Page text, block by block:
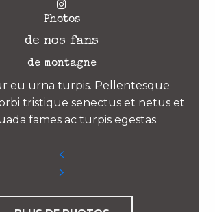
Photos
de nos fans
de montagne
eu urna turpis. Pellentesque
tristique senectus et netus et
fames ac turpis egestas.